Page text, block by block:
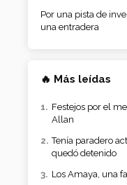
Por una pista de
una entradera
🔥 Más leídas
Festejos por el
Allan
Tenía paradero
quedó detenido
Los Amaya, una